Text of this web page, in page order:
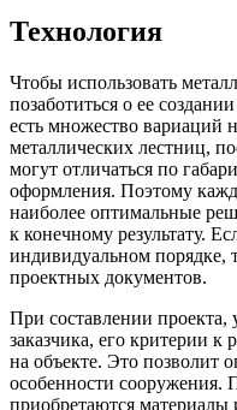
Технология
Чтобы использовать
позаботиться о ее
есть множество вариаций
металлических лестниц,
могут отличаться по
оформления. Поэтому
наиболее оптимальные
к конечному результату.
индивидуальном порядке,
проектных документов.
При составлении
заказчика, его критерии к
на объекте. Это позволит
особенности
приобретаются